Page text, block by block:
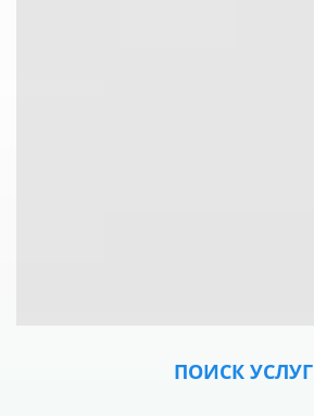
ПОИСК УСЛУГ